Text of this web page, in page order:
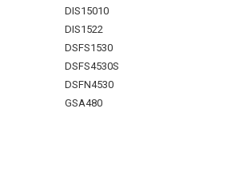
DIS15010
DIS1522
DSFS1530
DSFS4530S
DSFN4530
GSA480